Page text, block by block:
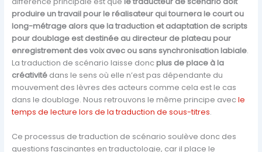
produire un travail pour le réalisateur qui tournera le court ou
long-métrage alors que la traduction et adaptation de scripts
pour doublage est destinée au directeur de plateau pour
enregistrement des voix avec ou sans synchronisation labiale.
La traduction de scénario laisse doncplus de place à la
créativité dans le sens où elle n’est pas dépendante du
mouvement des lèvres des acteurs comme cela est le cas
dans le doublage. Nous retrouvons le même principe avecle
temps de lecture lors de la traduction de sous-titres.
Ce processus de traduction de scénario soulève donc des
questions fascinantes en traductologie, car il place le